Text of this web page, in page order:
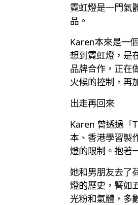
霓虹燈是一門氣
品。
Karen本來是一
想到霓虹燈，是
品牌合作，正在
火候的控制，再
出走再回來
Karen 曾透過「
本、香港學習製
燈的限制。抱著
她和男朋友去了
燈的歷史，譬如
光粉和氣體，多